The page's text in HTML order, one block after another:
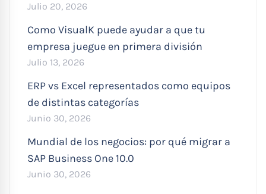
Julio 20, 2026
Como VisualK puede ayudar a que tu
empresa juegue en primera división
Julio 13, 2026
ERP vs Excel representados como equipos
de distintas categorías
Junio 30, 2026
Mundial de los negocios: por qué migrar a
SAP Business One 10.0
Junio 30, 2026